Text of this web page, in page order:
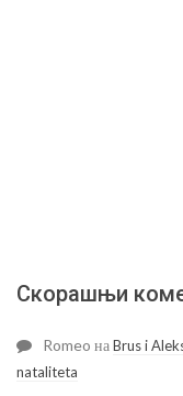
Скорашњи
Romeo наBrus i
nataliteta